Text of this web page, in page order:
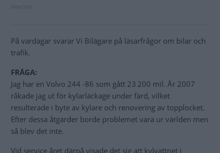
På vardagar svarar Vi Bilägare på läsarfrågor om bilar och
trafik.
FRÅGA:
Jag har en Volvo 244 -86 som gått 23 200 mil. År 2007
råkade jag ut för kylarläckage under färd, vilket
resulterade i byte av kylare och renovering av topplocket.
Efter dessa åtgärder borde problemet vara ur världen men
så blev det inte.
Vid service året därpå visade det sig att kylvattnet i